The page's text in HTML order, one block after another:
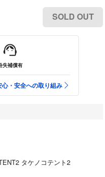
SOLD OUT
失補償有
心・安全への取り組み
タケノコテント2